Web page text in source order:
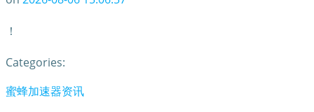
！
Categories:
蜜蜂加速器资讯